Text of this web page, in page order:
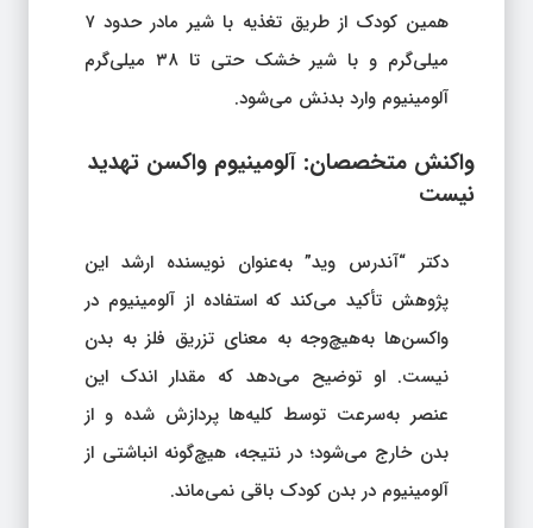
همین کودک از طریق تغذیه با شیر مادر حدود ۷
میلی‌گرم و با شیر خشک حتی تا ۳۸ میلی‌گرم
آلومینیوم وارد بدنش می‌شود.
واکنش متخصصان: آلومینیوم واکسن تهدید
نیست
دکتر “آندرس وید” به‌عنوان نویسنده ارشد این
پژوهش تأکید می‌کند که استفاده از آلومینیوم در
واکسن‌ها به‌هیچ‌وجه به معنای تزریق فلز به بدن
نیست. او توضیح می‌دهد که مقدار اندک این
عنصر به‌سرعت توسط کلیه‌ها پردازش شده و از
بدن خارج می‌شود؛ در نتیجه، هیچ‌گونه انباشتی از
آلومینیوم در بدن کودک باقی نمی‌ماند.